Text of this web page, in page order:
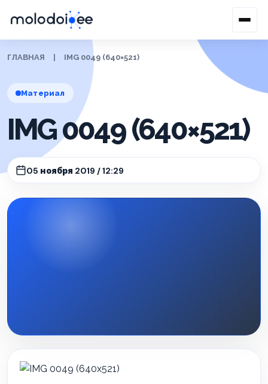
ГЛАВНАЯ IMG 0049 (640×521)
Материал
IMG 0049 (640×521)
05 ноября 2019 / 12:29